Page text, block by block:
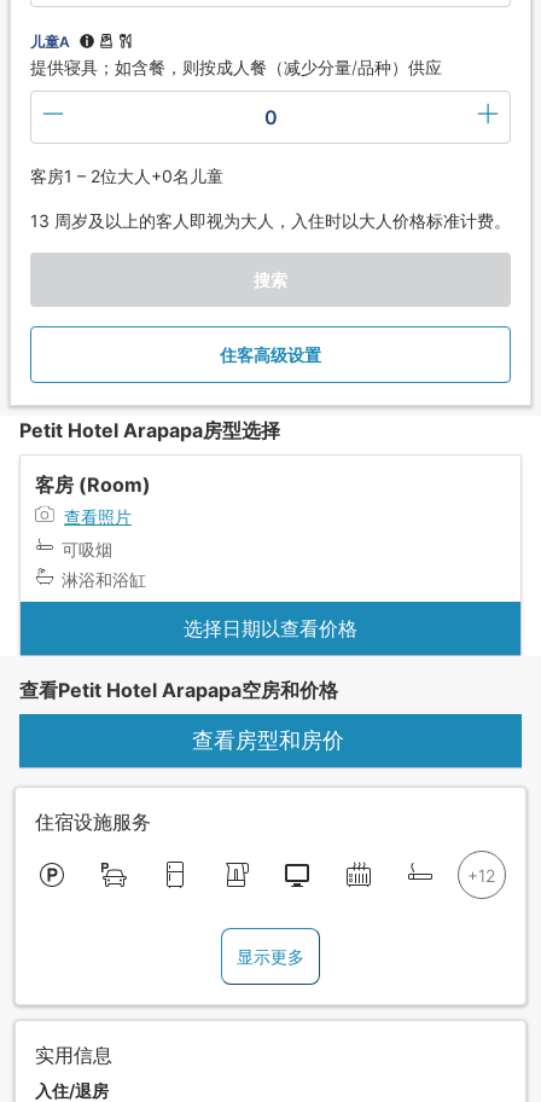
儿童A
提供寝具；如含餐，则按成人餐（减少分量/品种）供应
0
客房1 – 2位大人+0名儿童
13 周岁及以上的客人即视为大人，入住时以大人价格标准计费。
搜索
住客高级设置
Petit Hotel Arapapa房型选择
客房 (Room)
查看照片
可吸烟
淋浴和浴缸
选择日期以查看价格
查看Petit Hotel Arapapa空房和价格
查看房型和房价
住宿设施服务
显示更多
实用信息
入住/退房